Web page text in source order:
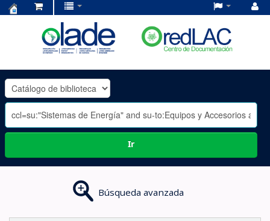
OLADE
-
Ir
Búsqueda avanzada